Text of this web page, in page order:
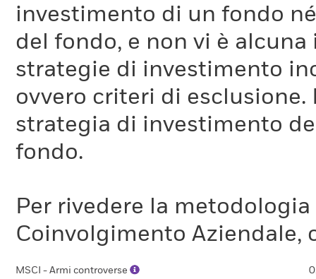
investimento di un fondo
del fondo, e non vi è
strategie di investimento
ovvero criteri di
strategia di investimento
fondo.
Per rivedere la
Coinvolgimento Aziendale,
MSCI - Armi controverse